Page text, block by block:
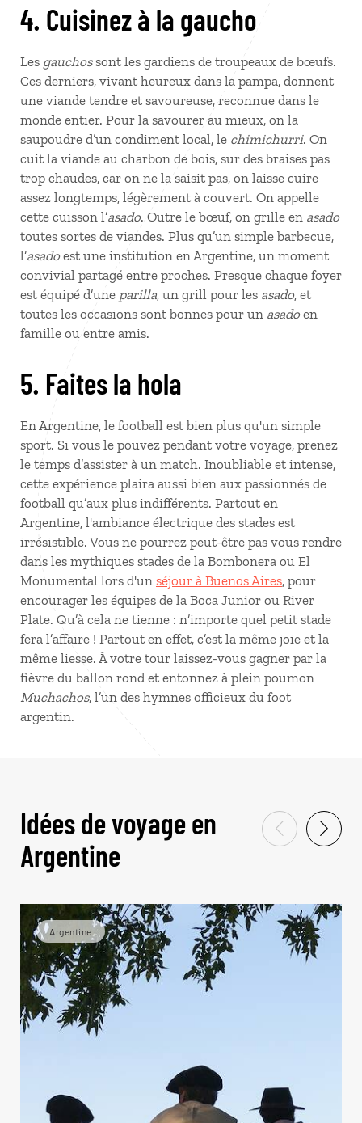
4. Cuisinez à la gaucho
Les gauchossont les gardiens de troupeaux de bœufs.
Ces derniers, vivant heureux dans la pampa, donnent
une viande tendre et savoureuse, reconnue dans le
monde entier. Pour la savourer au mieux, on la
saupoudre d’un condiment local, le chimichurri. On
cuit la viande au charbon de bois, sur des braises pas
trop chaudes, car on ne la saisit pas, on laisse cuire
assez longtemps, légèrement à couvert. On appelle
cette cuisson l’asado. Outre le bœuf, on grille en asado
toutes sortes de viandes. Plus qu’un simple barbecue,
l’asadoest une institution en Argentine, un moment
convivial partagé entre proches. Presque chaque foyer
est équipé d’une parilla, un grill pour les asado, et
toutes les occasions sont bonnes pour un asadoen
famille ou entre amis.
5. Faites la hola
En Argentine, le football est bien plus qu'un simple
sport. Si vous le pouvez pendant votre voyage, prenez
le temps d’assister à un match. Inoubliable et intense,
cette expérience plaira aussi bien aux passionnés de
football qu’aux plus indifférents. Partout en
Argentine, l'ambiance électrique des stades est
irrésistible. Vous ne pourrez peut-être pas vous rendre
dans les mythiques stades de la Bombonera ou El
Monumental lors d'un séjour à Buenos Aires, pour
encourager les équipes de la Boca Junior ou River
Plate. Qu’à cela ne tienne : n’importe quel petit stade
fera l’affaire ! Partout en effet, c’est la même joie et la
même liesse. À votre tour laissez-vous gagner par la
fièvre du ballon rond et entonnez à plein poumon
Muchachos, l’un des hymnes officieux du foot
argentin.
Idées de voyage en
Argentine
Argentine